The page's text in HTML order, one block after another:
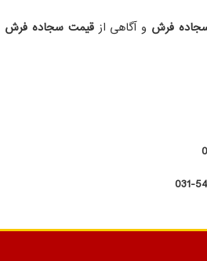
فرش و آگاهی ازقیمت سجاده فرش